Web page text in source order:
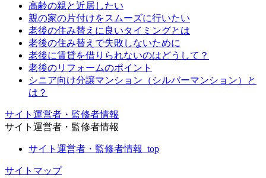
高齢の親と近居したい
親の家の片付けをスムーズに行いたい
老後の住み替えに良いタイミングとは
老後の住み替えで失敗しないために
老後に賃貸を借りられないのはどうして？
老後のリフォームのポイント
シニア向け分譲マンション（シルバーマンション）と
は？
サイト運営者・監修者情報
サイト運営者・監修者情報
サイト運営者・監修者情報_top
サイトマップ